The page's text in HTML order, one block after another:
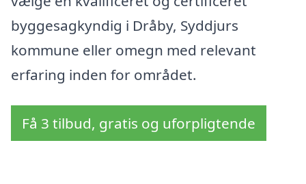
byggesagkyndig i Dråby, Syddjurs
kommune eller omegn med relevant
erfaring inden for området.
Få 3 tilbud, gratis og uforpligtende